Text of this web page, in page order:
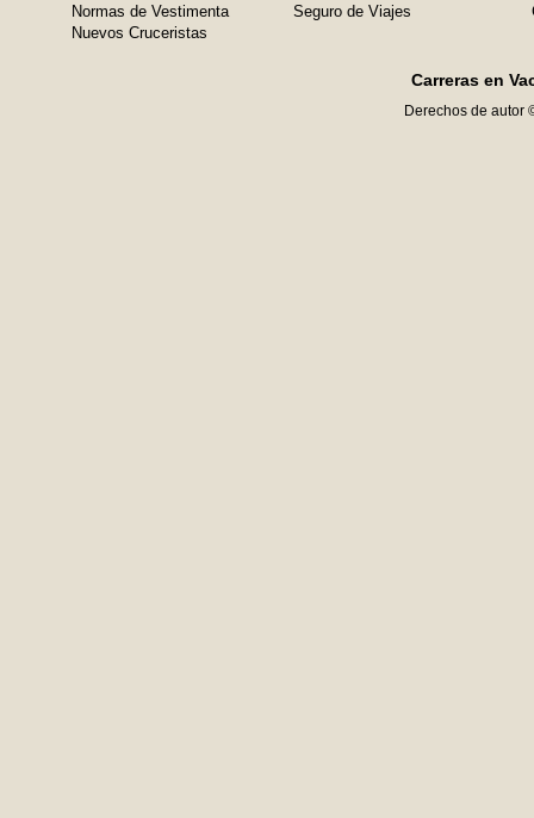
Normas de Vestimenta
Nuevos Cruceristas
Seguro de Viajes
Carreras en
Derechos de autor